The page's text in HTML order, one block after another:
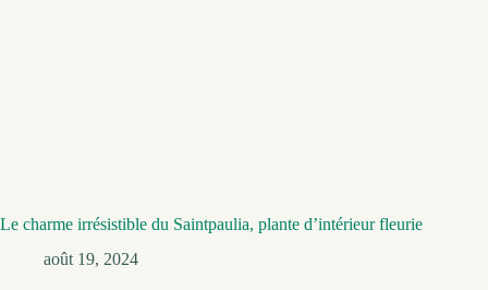
Le charme irrésistible du Saintpaulia, plante d’intérieur fleurie
août 19, 2024